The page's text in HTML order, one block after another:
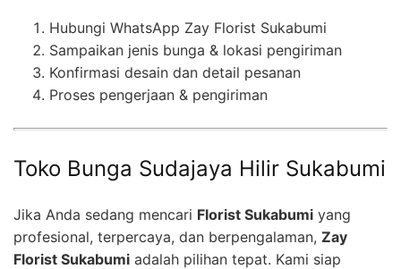
Hubungi WhatsApp Zay Florist Sukabumi
Sampaikan jenis bunga & lokasi pengiriman
Konfirmasi desain dan detail pesanan
Proses pengerjaan & pengiriman
Toko Bunga Sudajaya Hilir Sukabumi
Jika Anda sedang mencari Florist Sukabumi yang
profesional, terpercaya, dan berpengalaman, Zay
Florist Sukabumi adalah pilihan tepat. Kami siap